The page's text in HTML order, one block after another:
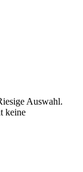
Auswahl.
keine